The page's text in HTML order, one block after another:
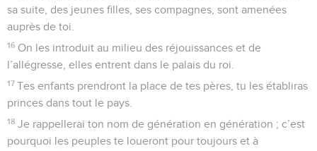
sa suite, des jeunes filles, ses compagnes, sont amenées
auprès de toi.
16 On les introduit au milieu des réjouissances et de
l’allégresse, elles entrent dans le palais du roi.
17 Tes enfants prendront la place de tes pères, tu les établiras
princes dans tout le pays.
18 Je rappellerai ton nom de génération en génération ; c’est
pourquoi les peuples te loueront pour toujours et à